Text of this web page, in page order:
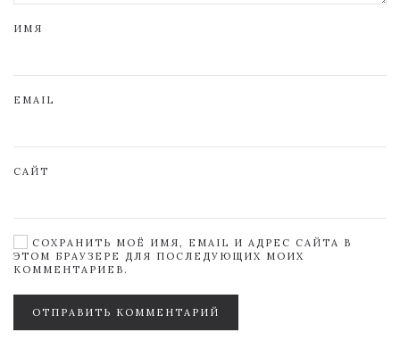
ИМЯ
EMAIL
САЙТ
СОХРАНИТЬ МОЁ ИМЯ, EMAIL И АДРЕС САЙТА В
ЭТОМ БРАУЗЕРЕ ДЛЯ ПОСЛЕДУЮЩИХ МОИХ
КОММЕНТАРИЕВ.
ОТПРАВИТЬ КОММЕНТАРИЙ